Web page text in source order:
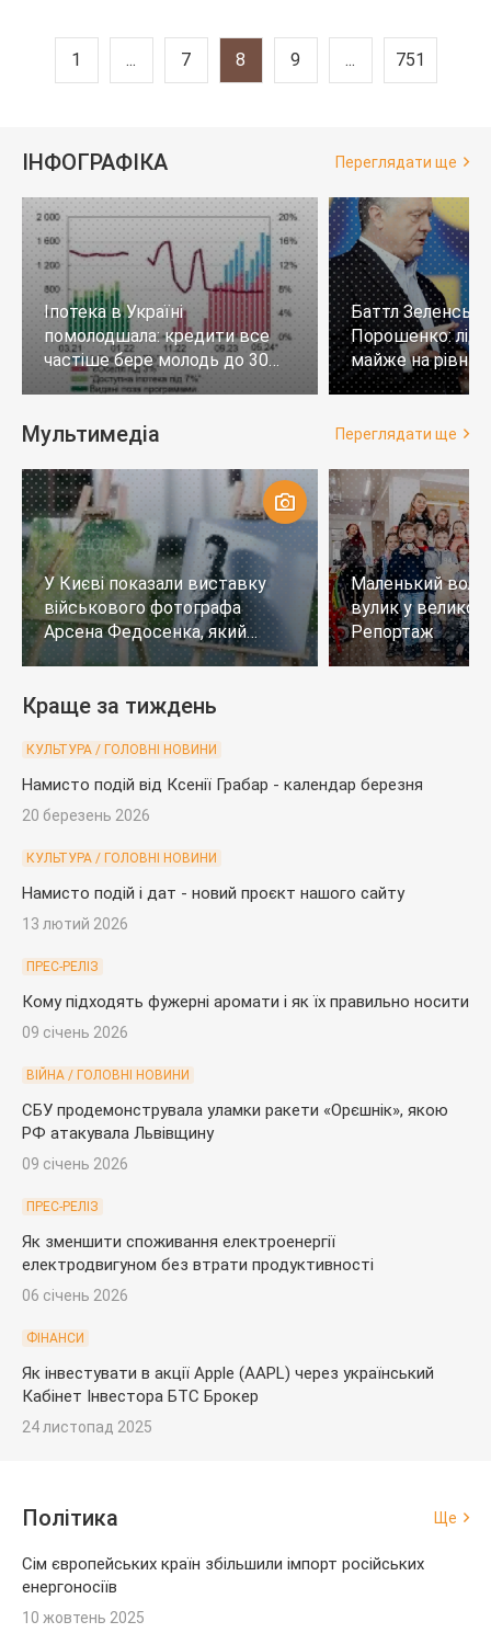
1 ... 7 8 9 ... 751
ІНФОГРАФІКА Переглядати ще
Іпотека в Україні
помолодшала: кредити все
частіше бере молодь до 30
років
Баттл
Порошенко:
майже на
тих, хто не
Мультимедіа Переглядати ще
У Києві показали виставку
військового фотографа
Арсена Федосенка, який
загинув на війні
Маленький
вулик у
Репортаж
Краще за тиждень
КУЛЬТУРА / ГОЛОВНІ НОВИНИ
Намисто подій від Ксенії Грабар - календар березня
20 березень 2026
КУЛЬТУРА / ГОЛОВНІ НОВИНИ
Намисто подій і дат - новий проєкт нашого сайту
13 лютий 2026
ПРЕС-РЕЛІЗ
Кому підходять фужерні аромати і як їх правильно носити
09 січень 2026
ВІЙНА / ГОЛОВНІ НОВИНИ
СБУ продемонструвала уламки ракети «Орєшнік», якою
РФ атакувала Львівщину
09 січень 2026
ПРЕС-РЕЛІЗ
Як зменшити споживання електроенергії
електродвигуном без втрати продуктивності
06 січень 2026
ФІНАНСИ
Як інвестувати в акції Apple (AAPL) через український
Кабінет Інвестора БТС Брокер
24 листопад 2025
Політика Ще
Сім європейських країн збільшили імпорт російських
енергоносіїв
10 жовтень 2025